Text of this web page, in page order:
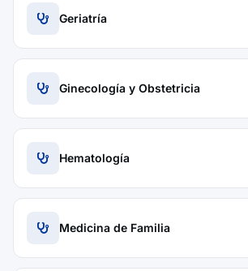
Geriatría
Ginecología y Obstetricia
Hematología
Medicina de Familia